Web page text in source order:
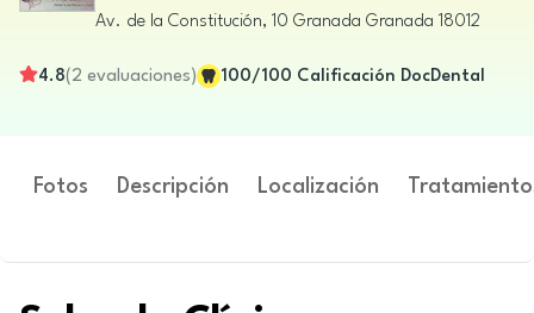
Av. de la Constitución, 10 Granada Granada 18012
4.8( 2 evaluaciones) 100/100 Calificación DocDental
Fotos Descripción Localización